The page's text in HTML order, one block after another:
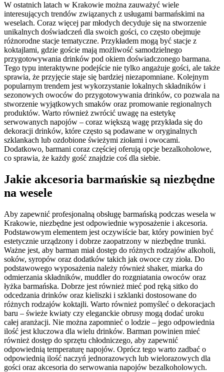
W ostatnich latach w Krakowie można zauważyć wiele
interesujących trendów związanych z usługami barmańskimi na
weselach. Coraz więcej par młodych decyduje się na stworzenie
unikalnych doświadczeń dla swoich gości, co często obejmuje
różnorodne stacje tematyczne. Przykładem mogą być stacje z
koktajlami, gdzie goście mają możliwość samodzielnego
przygotowywania drinków pod okiem doświadczonego barmana.
Tego typu interaktywne podejście nie tylko angażuje gości, ale także
sprawia, że przyjęcie staje się bardziej niezapomniane. Kolejnym
popularnym trendem jest wykorzystanie lokalnych składników i
sezonowych owoców do przygotowywania drinków, co pozwala na
stworzenie wyjątkowych smaków oraz promowanie regionalnych
produktów. Warto również zwrócić uwagę na estetykę
serwowanych napojów – coraz większą wagę przykłada się do
dekoracji drinków, które często są podawane w oryginalnych
szklankach lub ozdobione świeżymi ziołami i owocami.
Dodatkowo, barmani coraz częściej oferują opcje bezalkoholowe,
co sprawia, że każdy gość znajdzie coś dla siebie.
Jakie akcesoria barmańskie są niezbędne
na wesele
Aby zapewnić profesjonalną obsługę barmańską podczas wesela w
Krakowie, niezbędne jest odpowiednie wyposażenie i akcesoria.
Podstawowym elementem jest oczywiście bar, który powinien być
estetycznie urządzony i dobrze zaopatrzony w niezbędne trunki.
Ważne jest, aby barman miał dostęp do różnych rodzajów alkoholi,
soków, syropów oraz dodatków takich jak owoce czy zioła. Do
podstawowego wyposażenia należy również shaker, miarka do
odmierzania składników, muddler do rozgniatania owoców oraz
łyżka barmańska. Dobrze jest również mieć pod ręką sitko do
odcedzania drinków oraz kieliszki i szklanki dostosowane do
różnych rodzajów koktajli. Warto również pomyśleć o dekoracjach
baru – świeże kwiaty czy eleganckie obrusy mogą dodać uroku
całej aranżacji. Nie można zapomnieć o lodzie – jego odpowiednia
ilość jest kluczowa dla wielu drinków. Barman powinien mieć
również dostęp do sprzętu chłodniczego, aby zapewnić
odpowiednią temperaturę napojów. Oprócz tego warto zadbać o
odpowiednią ilość naczyń jednorazowych lub wielorazowych dla
gości oraz akcesoria do serwowania napojów bezalkoholowych.